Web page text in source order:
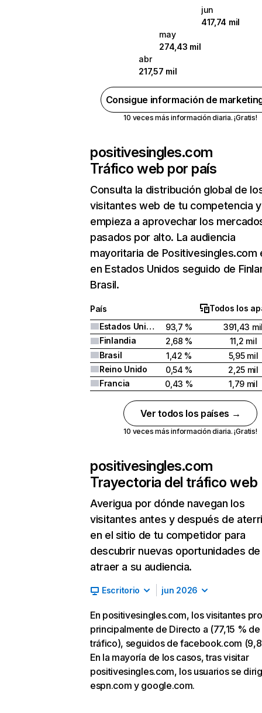
jun
417,74 mil
may
274,43 mil
abr
217,57 mil
Consigue información de
10 veces más información diaria. ¡Gratis!
positivesingles.com
Tráfico web por país
Consulta la distribución global de
visitantes web de tu competencia y
empieza a aprovechar los
pasados por alto. La audiencia
mayoritaria de Positivesingles.com
en Estados Unidos seguido de
Brasil.
País
Todos los
Estados Unidos
93,7 %
391,43
Finlandia
2,68 %
11,2 mil
Brasil
1,42 %
5,95 mil
Reino Unido
0,54 %
2,25 mil
Francia
0,43 % 1,79 mil
Ver todos los países →
10 veces más información diaria. ¡Gratis!
positivesingles.com
Trayectoria del tráfico web
Averigua por dónde navegan los
visitantes antes y después de
en el sitio de tu competidor para
descubrir nuevas oportunidades de
atraer a su audiencia.
Escritorio jun 2026
En positivesingles.com, los visitantes
principalmente de Directo a (77,15 % de
tráfico), seguidos de facebook.com
En la mayoría de los casos, tras visitar
positivesingles.com, los usuarios se
espn.com y google.com.